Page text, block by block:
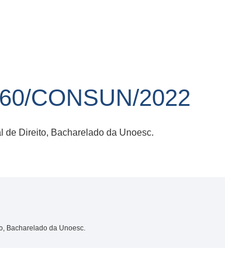
CONSUN/2022
de Direito, Bacharelado da Unoesc.
Bacharelado da Unoesc.